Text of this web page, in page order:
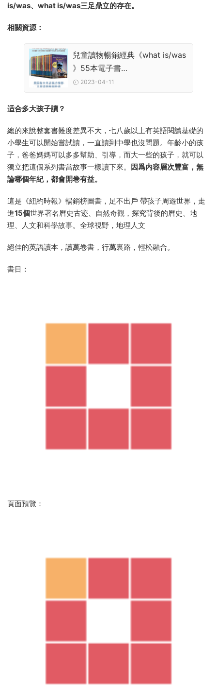
is/was、what is/was三足鼎立的存在。
相關資源：
兒童讀物暢銷經典《what is/was
》55本電子書
PDF+EPUB+MOBI
2023-04-11
适合多大孩子讀？
總的來說整套書難度差異不大，七八歲以上有英語閱讀基礎的
小學生可以開始嘗試讀，一直讀到中學也沒問題。年齡小的孩
子，爸爸媽媽可以多多幫助、引導，而大一些的孩子，就可以
獨立把這個系列書當故事一樣讀下來。 因爲内容層次豐富，無
論哪個年紀，都會開卷有益。
這是《紐約時報》暢銷榜圖書，足不出戶 帶孩子周遊世界，走
進15個世界著名曆史古迹、自然奇觀，探究背後的曆史、地
理、人文和科學故事。全球視野，地理人文
絕佳的英語讀本，讀萬卷書，行萬裏路，輕松融合。
書目：